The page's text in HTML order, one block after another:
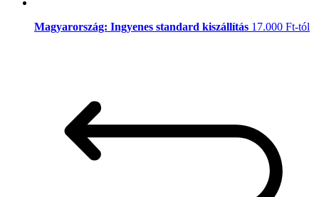
Magyarország: Ingyenes standard kiszállítás 17.000 Ft-tól